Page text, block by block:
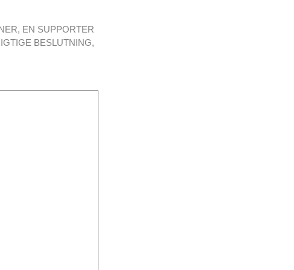
EN SUPPORTER
BESLUTNING,